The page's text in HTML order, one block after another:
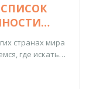
странах мира
где искать